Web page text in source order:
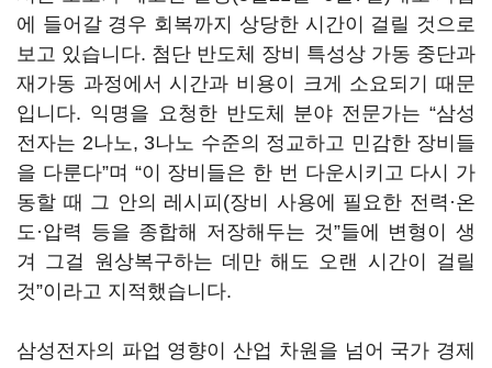
에 들어갈 경우 회복까지 상당한 시간이 걸릴 것으로
보고 있습니다. 첨단 반도체 장비 특성상 가동 중단과
재가동 과정에서 시간과 비용이 크게 소요되기 때문
입니다. 익명을 요청한 반도체 분야 전문가는“삼성
전자는 2나노, 3나노 수준의 정교하고 민감한 장비들
을 다룬다”며 “이 장비들은 한 번 다운시키고 다시 가
동할 때 그 안의 레시피 (장비 사용에 필요한 전력·온
도·압력 등을 종합해 저장해두는 것”들에 변형이 생
겨 그걸 원상복구하는 데만 해도 오랜 시간이 걸릴
것”이라고 지적했습니다.
삼성전자의 파업 영향이 산업 차원을 넘어 국가 경제